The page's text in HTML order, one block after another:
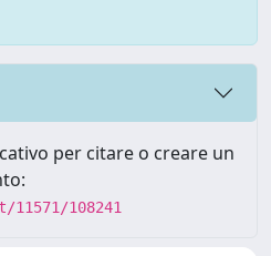
per citare o creare un
108241